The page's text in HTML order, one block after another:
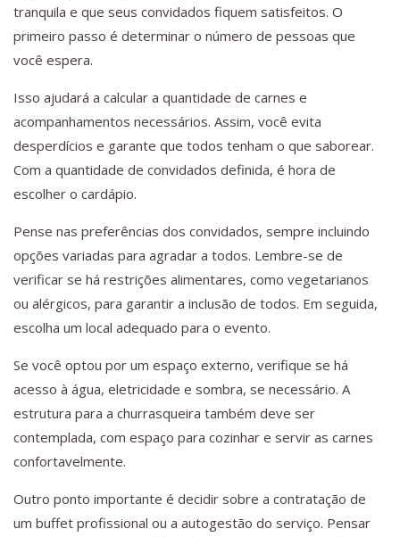
tranquila e que seus convidados fiquem satisfeitos. O
primeiro passo é determinar o número de pessoas que
você espera.
Isso ajudará a calcular a quantidade de carnes e
acompanhamentos necessários. Assim, você evita
desperdícios e garante que todos tenham o que saborear.
Com a quantidade de convidados definida, é hora de
escolher o cardápio.
Pense nas preferências dos convidados, sempre incluindo
opções variadas para agradar a todos. Lembre-se de
verificar se há restrições alimentares, como vegetarianos
ou alérgicos, para garantir a inclusão de todos. Em seguida,
escolha um local adequado para o evento.
Se você optou por um espaço externo, verifique se há
acesso à água, eletricidade e sombra, se necessário. A
estrutura para a churrasqueira também deve ser
contemplada, com espaço para cozinhar e servir as carnes
confortavelmente.
Outro ponto importante é decidir sobre a contratação de
um buffet profissional ou a autogestão do serviço. Pensar